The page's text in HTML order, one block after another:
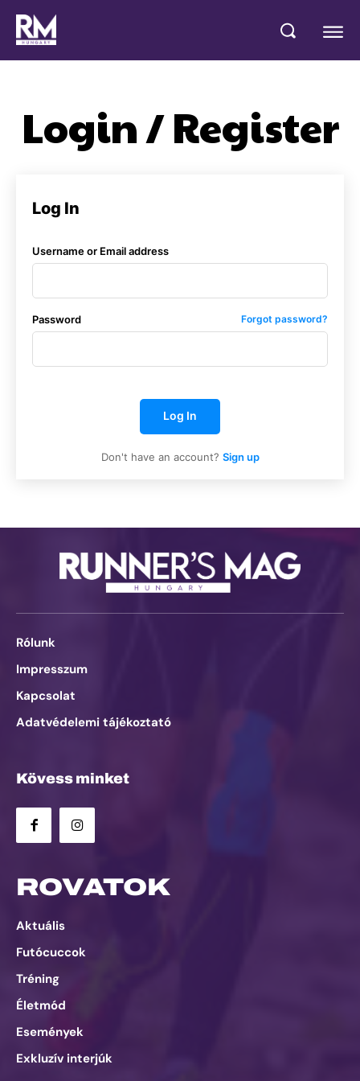
Login / Register
Log In
Username or Email address
Password Forgot password?
Log In
Don't have an account? Sign up
Rólunk
Impresszum
Kapcsolat
Adatvédelemi tájékoztató
Kövess minket
ROVATOK
Aktuális
Futócuccok
Tréning
Életmód
Események
Exkluzív interjúk